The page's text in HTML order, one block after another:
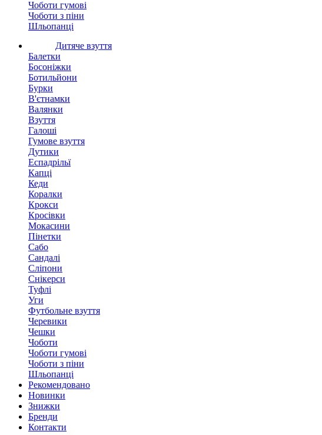
Чоботи гумові
Чоботи з піни
Шльопанці
Дитяче взуття
Балетки
Босоніжки
Ботильйони
Бурки
В'єтнамки
Валянки
Взуття
Галоші
Гумове взуття
Дутики
Еспадрільї
Капці
Кеди
Коралки
Крокси
Кросівки
Мокасини
Пінетки
Сабо
Сандалі
Сліпони
Снікерси
Туфлі
Уги
Футбольне взуття
Черевики
Чешки
Чоботи
Чоботи гумові
Чоботи з піни
Шльопанці
Рекомендовано
Новинки
Знижки
Бренди
Контакти